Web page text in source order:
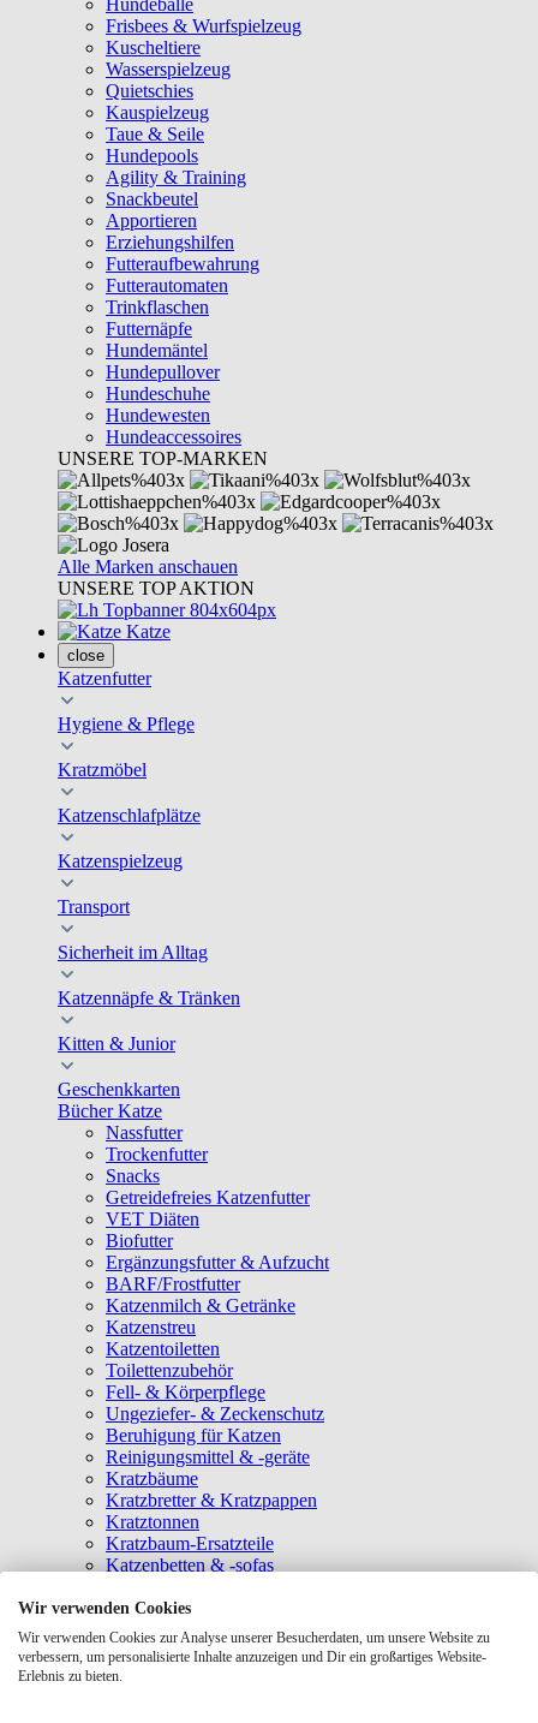
Hundebälle
Frisbees & Wurfspielzeug
Kuscheltiere
Wasserspielzeug
Quietschies
Kauspielzeug
Taue & Seile
Hundepools
Agility & Training
Snackbeutel
Apportieren
Erziehungshilfen
Futteraufbewahrung
Futterautomaten
Trinkflaschen
Futternäpfe
Hundemäntel
Hundepullover
Hundeschuhe
Hundewesten
Hundeaccessoires
UNSERE TOP-MARKEN
Alle Marken anschauen
UNSERE TOP AKTION
Katze
close
Katzenfutter
Hygiene & Pflege
Kratzmöbel
Katzenschlafplätze
Katzenspielzeug
Transport
Sicherheit im Alltag
Katzennäpfe & Tränken
Kitten & Junior
Geschenkkarten
Bücher Katze
Nassfutter
Trockenfutter
Snacks
Getreidefreies Katzenfutter
VET Diäten
Biofutter
Ergänzungsfutter & Aufzucht
BARF/Frostfutter
Katzenmilch & Getränke
Katzenstreu
Katzentoiletten
Toilettenzubehör
Fell- & Körperpflege
Ungeziefer- & Zeckenschutz
Beruhigung für Katzen
Reinigungsmittel & -geräte
Kratzbäume
Kratzbretter & Kratzpappen
Kratztonnen
Kratzbaum-Ersatzteile
Katzenbetten & -sofas
Katzenhäuser
Hängematten & Fensterliegeplätze
Katzendecken & -matten
Baldrian- & Catnipspielzeug
Wir verwenden Cookies
Wir verwenden Cookies zur Analyse unserer Besucherdaten, um unsere Website zu
verbessern, um personalisierte Inhalte anzuzeigen und Dir ein großartiges Website-
Erlebnis zu bieten.